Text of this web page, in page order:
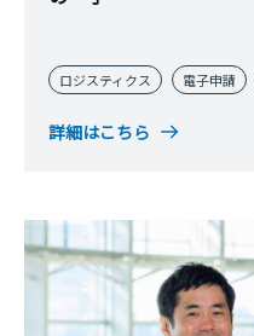
ロジスティクス 電子申請
詳細はこちら